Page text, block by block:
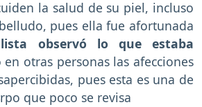
la salud de su piel, incluso
pues ella fue afortunada
observó lo que estaba
en otras personas las afecciones
pues esta es una de
que poco se revisa